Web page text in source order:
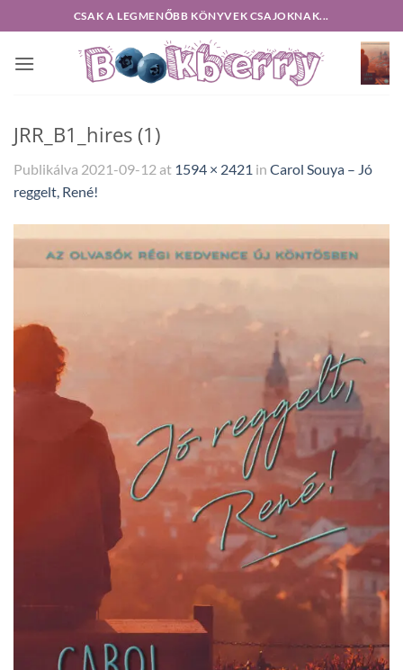
to
content
CSAK A LEGMENŐBB KÖNYVEK CSAJOKNAK...
JRR_B1_hires (1)
Publikálva 2021-09-12 at 1594 × 2421 in Carol Souya – Jó
reggelt, René!